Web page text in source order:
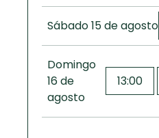
Sábado 15 de agosto
Domingo
16 de
agosto
13:00